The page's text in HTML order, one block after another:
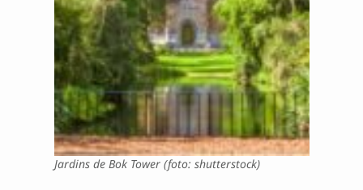
Jardins de Bok Tower (foto: shutterstock)